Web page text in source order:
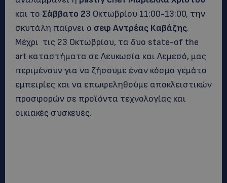
και το Σάββατο 23 Οκτωβρίου 11:00-13:00, την
σκυτάλη παίρνει ο σεφ Αντρέας Καβάζης.
Μέχρι τις 23 Οκτωβρίου, τα δυο state-of the
art καταστήματα σε Λευκωσία και Λεμεσό, μας
περιμένουν για να ζήσουμε έναν κόσμο γεμάτο
εμπειρίες και να επωφεληθούμε αποκλειστικών
προσφορών σε προϊόντα τεχνολογίας και
οικιακές συσκευές.